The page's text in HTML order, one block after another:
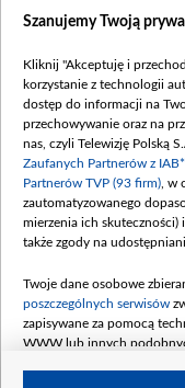
(wpłata
mln,
Data
(wpłata
Data
kwiecień
czerwca 90
Szanujemy Twoją
Kliknij "Akceptuję i
korzystanie z technologii
dostęp do informacji na
przechowywanie oraz na
nas, czyli Telewizję Polską
Zaufanych Partnerów z
Partnerów TVP (93 firm) ,
zautomatyzowanego
mierzenia ich skuteczności)
także zgody na
Twoje dane osobowe
poszczególnych serwisów
zapisywane za pomocą
WWW lub innych